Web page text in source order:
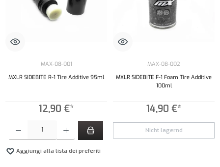
MAX-08-001
MXLR SIDEBITE R-1 Tire Additive 95ml
12,90 €*
Quantità del prodotto: inserisci la quantità desiderata o usa i pulsanti per aumentare o
Aggiungi alla lista dei preferiti
MAX-08-002
MXLR SIDEBITE F-1 Foam Tire Additive
100ml
14,90 €*
Nicht lagernd